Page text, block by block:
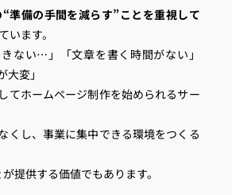
準備の手間を減らす”ことを重視して
います。
きない…」「文章を書く時間がない」
大変」
てホームページ制作を始められるサー
くし、事業に集中できる環境をつくる
提供する価値でもあります。